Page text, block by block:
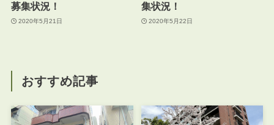
募集状況！
2020年5月21日
集状況！
2020年5月22日
おすすめ記事